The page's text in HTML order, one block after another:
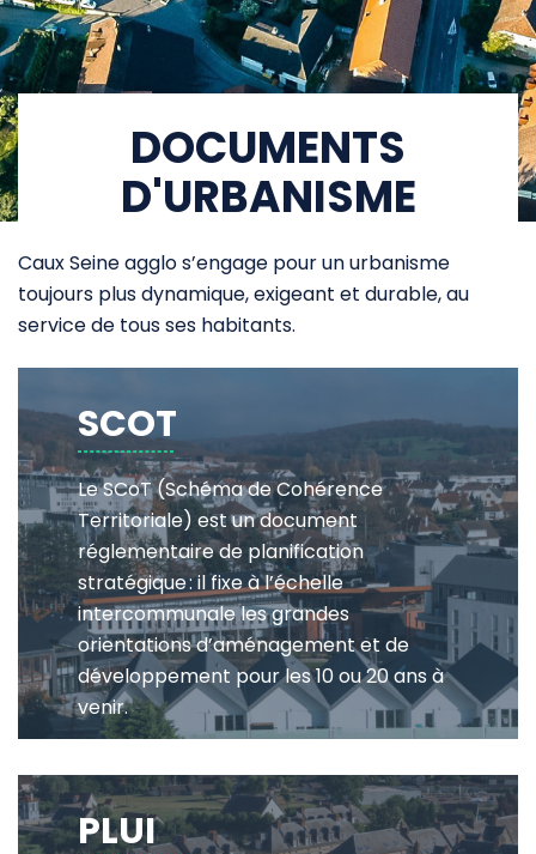
DOCUMENTS
D'URBANISME
Caux Seine agglo s’engage pour un urbanisme
toujours plus dynamique, exigeant et durable, au
service de tous ses habitants.
SCOT
Le SCoT (Schéma de Cohérence
Territoriale) est un document
réglementaire de planification
stratégique : il fixe à l’échelle
intercommunale les grandes
orientations d’aménagement et de
développement pour les 10 ou 20 ans à
venir.
PLUI